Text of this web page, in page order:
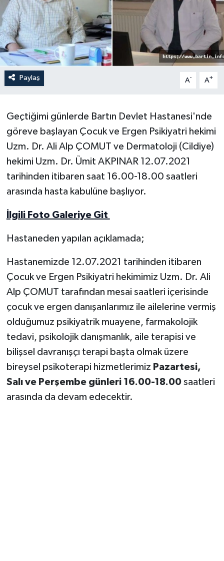
Paylaş A- A+
Geçtiğimi günlerde Bartın Devlet Hastanesi'nde
göreve başlayan Çocuk ve Ergen Psikiyatri hekimi
Uzm. Dr. Ali Alp ÇOMUT ve Dermatoloji (Cildiye)
hekimi Uzm. Dr. Ümit AKPINAR 12.07.2021
tarihinden itibaren saat 16.00-18.00 saatleri
arasında hasta kabulüne başlıyor.
İlgili Foto Galeriye Git
Hastaneden yapılan açıklamada;
Hastanemizde 12.07.2021 tarihinden itibaren
Çocuk ve Ergen Psikiyatri hekimimiz Uzm. Dr. Ali
Alp ÇOMUT tarafından mesai saatleri içerisinde
çocuk ve ergen danışanlarımız ile ailelerine vermiş
olduğumuz psikiyatrik muayene, farmakolojik
tedavi, psikolojik danışmanlık, aile terapisi ve
bilişsel davranışçı terapi başta olmak üzere
bireysel psikoterapi hizmetlerimiz Pazartesi,
Salı ve Perşembe günleri 16.00-18.00saatleri
arasında da devam edecektir.
Sivil Toplum
Siyaset
Spor
Tarım
Yaşam
Yerel Yönetimler